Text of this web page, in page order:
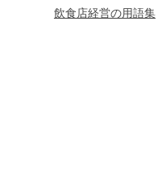
飲食店経営の用語集